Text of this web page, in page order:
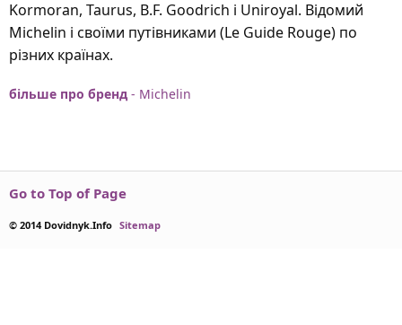
Kormoran, Taurus, B.F. Goodrich і Uniroyal. Відомий
Michelin і своїми путівниками (Le Guide Rouge) по
різних країнах.
більше про бренд - Michelin
Go to Top of Page
© 2014 Dovidnyk.Info Sitemap